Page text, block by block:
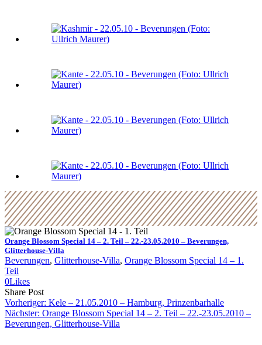
Orange Blossom Special 14 – 2. Teil – 22.-23.05.2010 – Beverungen,
Glitterhouse-Villa
Beverungen, Glitterhouse-Villa, Orange Blossom Special 14 – 1.
Teil
0Likes
Share PostShare
on
Facebook
Copy
URL
to
clipboard
Send
Link
via
eMail
Vorheriger: Kele – 21.05.2010 – Hamburg, Prinzenbarhalle
Nächster: Orange Blossom Special 14 – 2. Teil – 22.-23.05.2010 –
Beverungen, Glitterhouse-Villa